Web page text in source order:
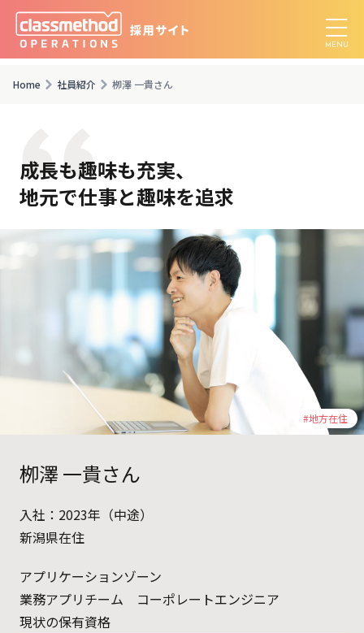
Home 社員紹介 栁澤 一貴さん
成長も趣味も充実、
地元で仕事と趣味を追求
#地方在住
栁澤 一貴さん
入社：2023年（中途）
新潟県在住
アプリケーションゾーン
業務アプリチーム コーポレートエンジニア
現状の保有資格